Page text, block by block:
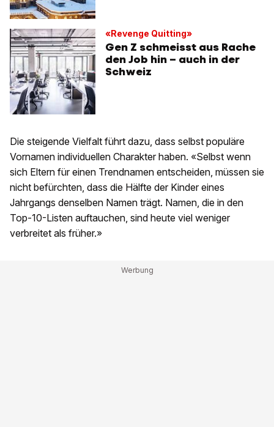
«Revenge Quitting»
Gen Z schmeisst aus Rache
den Job hin – auch in der
Schweiz
Die steigende Vielfalt führt dazu, dass selbst populäre
Vornamen individuellen Charakter haben. «Selbst wenn
sich Eltern für einen Trendnamen entscheiden, müssen sie
nicht befürchten, dass die Hälfte der Kinder eines
Jahrgangs denselben Namen trägt. Namen, die in den
Top-10-Listen auftauchen, sind heute viel weniger
verbreitet als früher.»